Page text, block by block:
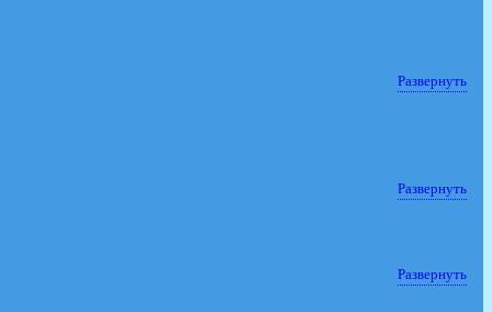
Развернуть
Развернуть
Развернуть